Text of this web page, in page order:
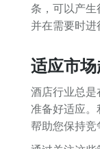
条，可以产生
并在需要时进
适应市
酒店行业总
准备好适应
帮助您保持竞